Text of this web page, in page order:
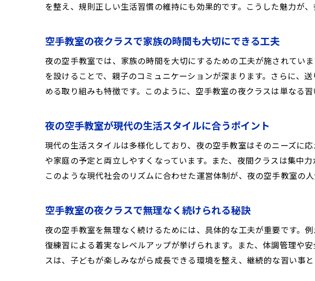
を整え、規則正しい生活習慣の維持にも効果的です。こうした魅力が
空手教室の夜クラスで家族の時間も大切にできる工夫
夜の空手教室では、家族の時間を大切にするための工夫が施されてい
を設けることで、親子のコミュニケーションが深まります。さらに、
める取り組みも特徴です。このように、空手教室の夜クラスは単なる
夜の空手教室が現代の生活スタイルに合うポイント
現代の生活スタイルは多様化しており、夜の空手教室はそのニーズに
や家庭の予定と両立しやすくなっています。また、夜間クラスは集中
このような現代社会のリズムに合わせた運営体制が、夜の空手教室の人
空手教室の夜クラスで無理なく続けられる秘訣
夜の空手教室を無理なく続けるためには、具体的な工夫が重要です。
復練習による着実なレベルアップが挙げられます。また、体調管理や
スは、子どもが楽しみながら成長できる環境を整え、継続的な習い事